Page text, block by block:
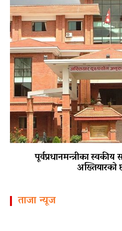
पूर्वप्रधानमन्त्रीका
अख्तियारको
ताजा न्यूज